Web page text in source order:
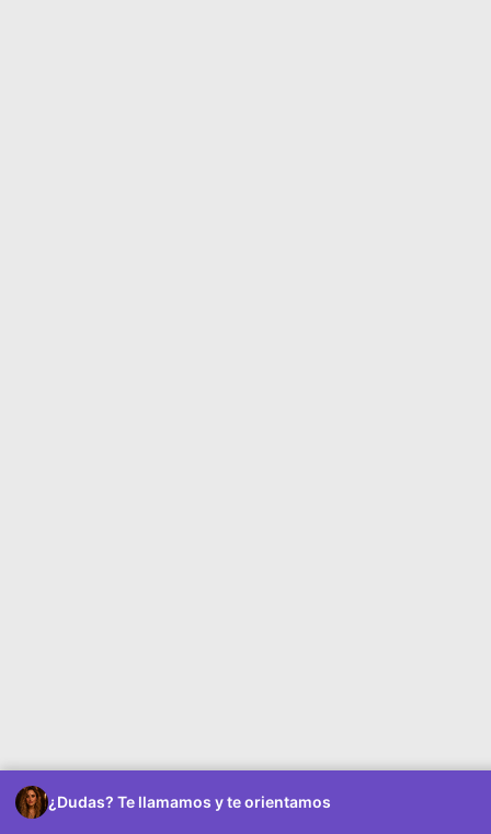
¿Dudas? Te llamamos y te orientamos